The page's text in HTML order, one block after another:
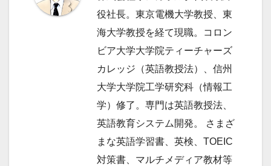
ン
役社長。東京電機大学教授、東
海大学教授を経て現職。コロン
ビア大学大学院ティーチャーズ
カレッジ（英語教授法）、信州
大学大学院工学研究科（情報工
学）修了。専門は英語教授法、
英語教育システム開発。 さまざ
まな英語学習書、英検、TOEIC
対策書、マルチメディア教材等